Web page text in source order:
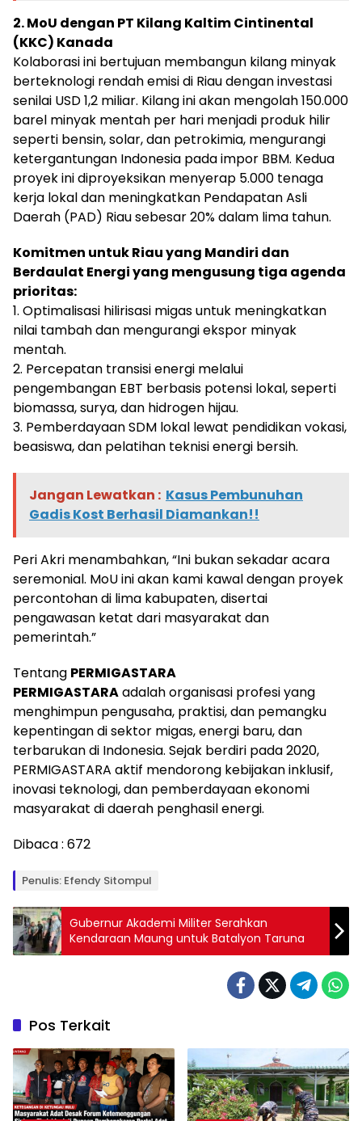
2. MoU dengan PT Kilang Kaltim Cintinental
(KKC) Kanada
Kolaborasi ini bertujuan membangun kilang minyak
berteknologi rendah emisi di Riau dengan investasi
senilai USD 1,2 miliar. Kilang ini akan mengolah 150.000
barel minyak mentah per hari menjadi produk hilir
seperti bensin, solar, dan petrokimia, mengurangi
ketergantungan Indonesia pada impor BBM. Kedua
proyek ini diproyeksikan menyerap 5.000 tenaga
kerja lokal dan meningkatkan Pendapatan Asli
Daerah (PAD) Riau sebesar 20% dalam lima tahun.
Komitmen untuk Riau yang Mandiri dan
Berdaulat Energi yang mengusung tiga agenda
prioritas:
1. Optimalisasi hilirisasi migas untuk meningkatkan
nilai tambah dan mengurangi ekspor minyak
mentah.
2. Percepatan transisi energi melalui
pengembangan EBT berbasis potensi lokal, seperti
biomassa, surya, dan hidrogen hijau.
3. Pemberdayaan SDM lokal lewat pendidikan vokasi,
beasiswa, dan pelatihan teknisi energi bersih.
Jangan Lewatkan : Kasus Pembunuhan
Gadis Kost Berhasil Diamankan!!
Peri Akri menambahkan, “Ini bukan sekadar acara
seremonial. MoU ini akan kami kawal dengan proyek
percontohan di lima kabupaten, disertai
pengawasan ketat dari masyarakat dan
pemerintah.”
Tentang PERMIGASTARA
PERMIGASTARAadalah organisasi profesi yang
menghimpun pengusaha, praktisi, dan pemangku
kepentingan di sektor migas, energi baru, dan
terbarukan di Indonesia. Sejak berdiri pada 2020,
PERMIGASTARA aktif mendorong kebijakan inklusif,
inovasi teknologi, dan pemberdayaan ekonomi
masyarakat di daerah penghasil energi.
Dibaca : 672
Penulis: Efendy Sitompul
Gubernur Akademi Militer Serahkan
Kendaraan Maung untuk Batalyon Taruna
Pos Terkait